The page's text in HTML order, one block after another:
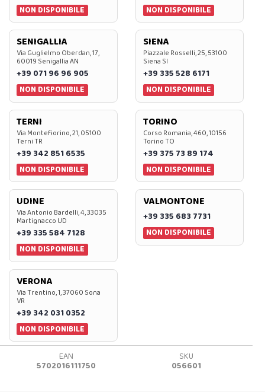
NON DISPONIBILE
NON DISPONIBILE
SENIGALLIA
Via Guglielmo Oberdan, 17,
60019 Senigallia AN
+39 071 96 96 905
NON DISPONIBILE
SIENA
Piazzale Rosselli, 25, 53100
Siena SI
+39 335 528 6171
NON DISPONIBILE
TERNI
Via Montefiorino, 21, 05100
Terni TR
+39 342 851 6535
NON DISPONIBILE
TORINO
Corso Romania, 460, 10156
Torino TO
+39 375 73 89 174
NON DISPONIBILE
UDINE
Via Antonio Bardelli, 4, 33035
Martignacco UD
+39 335 584 7128
NON DISPONIBILE
VALMONTONE
+39 335 683 7731
NON DISPONIBILE
VERONA
Via Trentino, 1, 37060 Sona
VR
+39 342 031 0352
NON DISPONIBILE
EAN
5702016111750
SKU
056601